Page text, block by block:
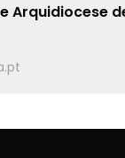
Arquidiocese